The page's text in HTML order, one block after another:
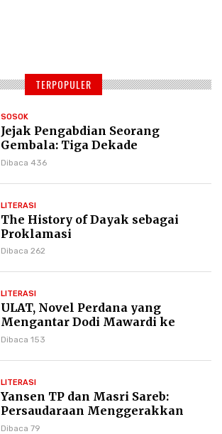
TERPOPULER
SOSOK
Jejak Pengabdian Seorang
Gembala: Tiga Dekade
Kepemimpinan Pdt. Dr. Yulius
Dibaca 436
LITERASI
The History of Dayak sebagai
Proklamasi
Dibaca 262
LITERASI
ULAT, Novel Perdana yang
Mengantar Dodi Mawardi ke
Puncak Karier Kepenulisan
Dibaca 153
LITERASI
Yansen TP dan Masri Sareb:
Persaudaraan Menggerakkan
Literasi Borneo
Dibaca 79